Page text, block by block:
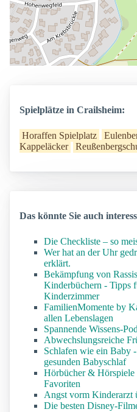
Spielplätze in Crailsheim:
Horaffen Spielplatz
Kappeläcker
Das könnte Sie auch
Die Checkliste – so
Wer hat an der Uhr
erklärt.
Bekämpfung von
Kinderbüchern - Tipps
Kinderzimmer
FamilienMomente by
allen Lebenslagen
Spannende Wissens-
Abwechslungsreiche
Schlafen wie ein Baby
gesunden Babyschlaf
Hörbücher &
Favoriten
Angst vorm Kinderarzt
Die besten Disney-